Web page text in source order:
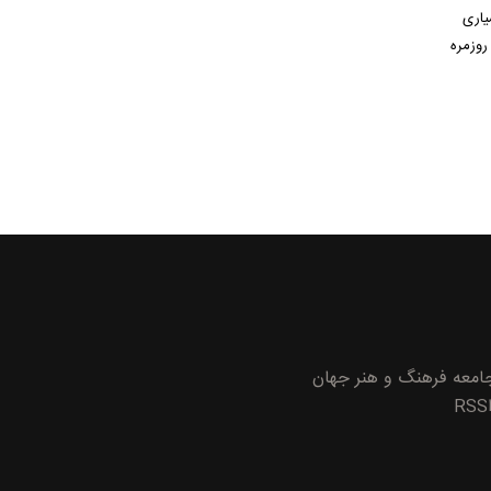
فرهنگ و هنرجهان
RSS